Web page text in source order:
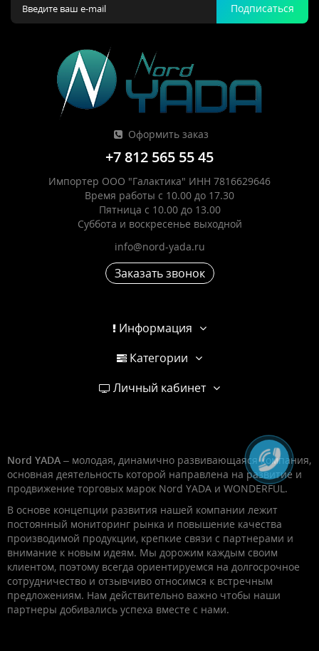
Подписаться
Оформить заказ
+7 812 565 55 45
Импортер ООО "Галактика" ИНН 7816629646
Время работы с 10.00 до 17.30
Пятница с 10.00 до 13.00
Суббота и воскресенье выходной
info@nord-yada.ru
Заказать звонок
Информация
Категории
Личный кабинет
Nord YADA – молодая, динамично развивающаяся компания,
основная деятельность которой направлена на развитие и
продвижение торговых марок Nord YADA и WONDERFUL.
В основе концепции развития нашей компании лежит
постоянный мониторинг рынка и повышение качества
производимой продукции, крепкие связи с партнерами и
внимание к новым идеям. Мы дорожим каждым своим
клиентом, поэтому всегда ориентируемся на долгосрочное
сотрудничество и отзывчиво относимся к встречным
предложениям. Нам действительно важно чтобы наши
партнеры добивались успеха вместе с нами.